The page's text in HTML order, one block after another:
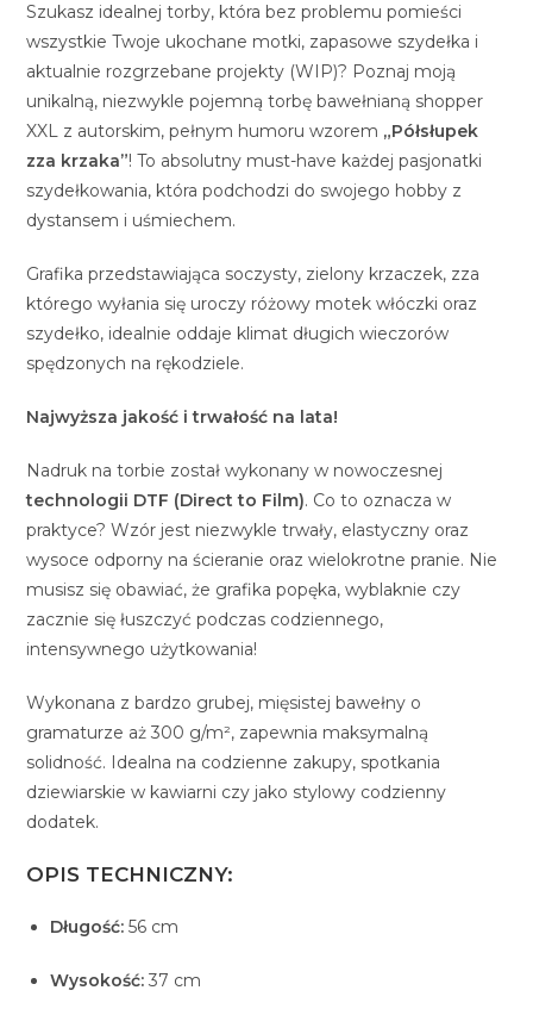
Szukasz idealnej torby, która bez problemu pomieści
wszystkie Twoje ukochane motki, zapasowe szydełka i
aktualnie rozgrzebane projekty (WIP)? Poznaj moją
unikalną, niezwykle pojemną torbę bawełnianą shopper
XXL z autorskim, pełnym humoru wzorem „Półsłupek
zza krzaka”! To absolutny must-have każdej pasjonatki
szydełkowania, która podchodzi do swojego hobby z
dystansem i uśmiechem.
Grafika przedstawiająca soczysty, zielony krzaczek, zza
którego wyłania się uroczy różowy motek włóczki oraz
szydełko, idealnie oddaje klimat długich wieczorów
spędzonych na rękodziele.
Najwyższa jakość i trwałość na lata!
Nadruk na torbie został wykonany w nowoczesnej
technologii DTF (Direct to Film). Co to oznacza w
praktyce? Wzór jest niezwykle trwały, elastyczny oraz
wysoce odporny na ścieranie oraz wielokrotne pranie. Nie
musisz się obawiać, że grafika popęka, wyblaknie czy
zacznie się łuszczyć podczas codziennego,
intensywnego użytkowania!
Wykonana z bardzo grubej, mięsistej bawełny o
gramaturze aż 300 g/m², zapewnia maksymalną
solidność. Idealna na codzienne zakupy, spotkania
dziewiarskie w kawiarni czy jako stylowy codzienny
dodatek.
OPIS TECHNICZNY:
Długość: 56 cm
Wysokość: 37 cm